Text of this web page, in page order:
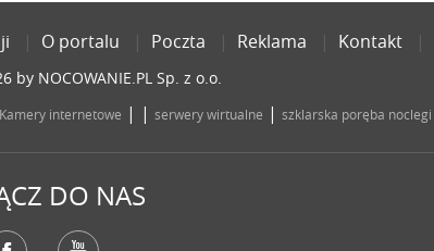
O portalu Poczta Reklama Kontakt
by NOCOWANIE.PL Sp. z o.o.
Kamery internetowe | | serwery wirtualne | szklarska poręba noclegi
DO NAS